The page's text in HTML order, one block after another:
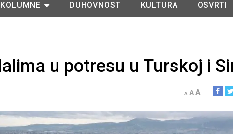
KOLUMNE DUHOVNOST KULTURA OSVRTI
u potresu u Turskoj i
A AA